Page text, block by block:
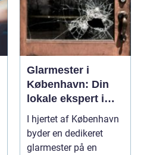
Glarmester i
København: Din
lokale ekspert i
glasløsninger
I hjertet af København
byder en dedikeret
glarmester på en